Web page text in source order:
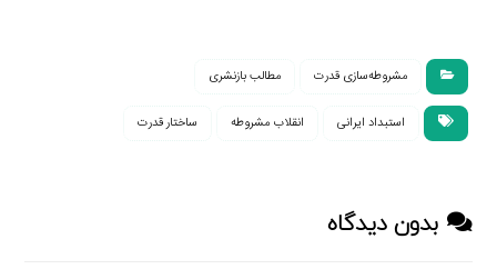
مشروطه‌سازی قدرت مطالب بازنشری
استبداد ایرانی انقلاب مشروطه ساختار قدرت
بدون دیدگاه